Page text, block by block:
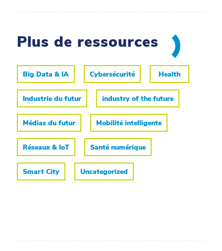
Plus de ressources
Big Data & IA Cybersécurité Health
Industrie du futur industry of the future
Médias du futur Mobilité intelligente
Réseaux & IoT Santé numérique
Smart City Uncategorized